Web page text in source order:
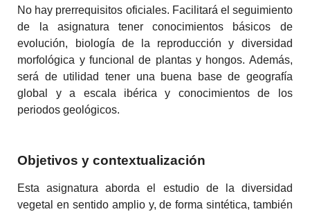
No hay prerrequisitos oficiales. Facilitará el seguimiento
de la asignatura tener conocimientos básicos de
evolución, biología de la reproducción y diversidad
morfológica y funcional de plantas y hongos. Además,
será de utilidad tener una buena base de geografía
global y a escala ibérica y conocimientos de los
periodos geológicos.
Objetivos y contextualización
Esta asignatura aborda el estudio de la diversidad
vegetal en sentido amplio y, de forma sintética, también